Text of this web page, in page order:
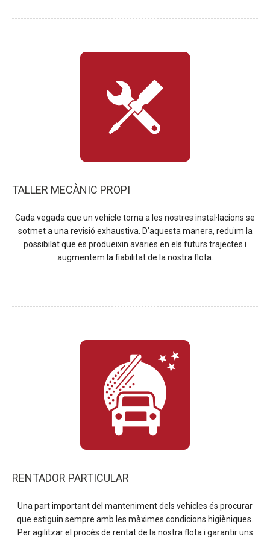
TALLER MECÀNIC PROPI
Cada vegada que un vehicle torna a les nostres instal·lacions se
sotmet a una revisió exhaustiva. D’aquesta manera, reduïm la
possibilat que es produeixin avaries en els futurs trajectes i
augmentem la fiabilitat de la nostra flota.
RENTADOR PARTICULAR
Una part important del manteniment dels vehicles és procurar
que estiguin sempre amb les màximes condicions higièniques.
Per agilitzar el procés de rentat de la nostra flota i garantir uns